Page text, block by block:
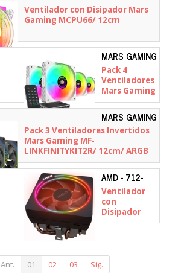
- MCPU66
Ventilador con Disipador Mars
Gaming MCPU66/ 12cm
MARS GAMING
- MFSI4KITW
Pack 4
Ventiladores
Mars Gaming
MF-SI4KIT/
12cm + HUB +
Mando a
Distancia/
Blancos
MARS GAMING
-
Pack 3 Ventiladores Invertidos
Mars Gaming MF-
LINKFINITYKIT2R/ 12cm/ ARGB
AMD - 712-
000075
Ventilador
con
Disipador
AMD Wraith
Ant. 01 02 03 Sig.